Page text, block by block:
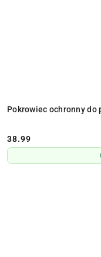
Pokrowiec ochronny do
Cena:
38.99